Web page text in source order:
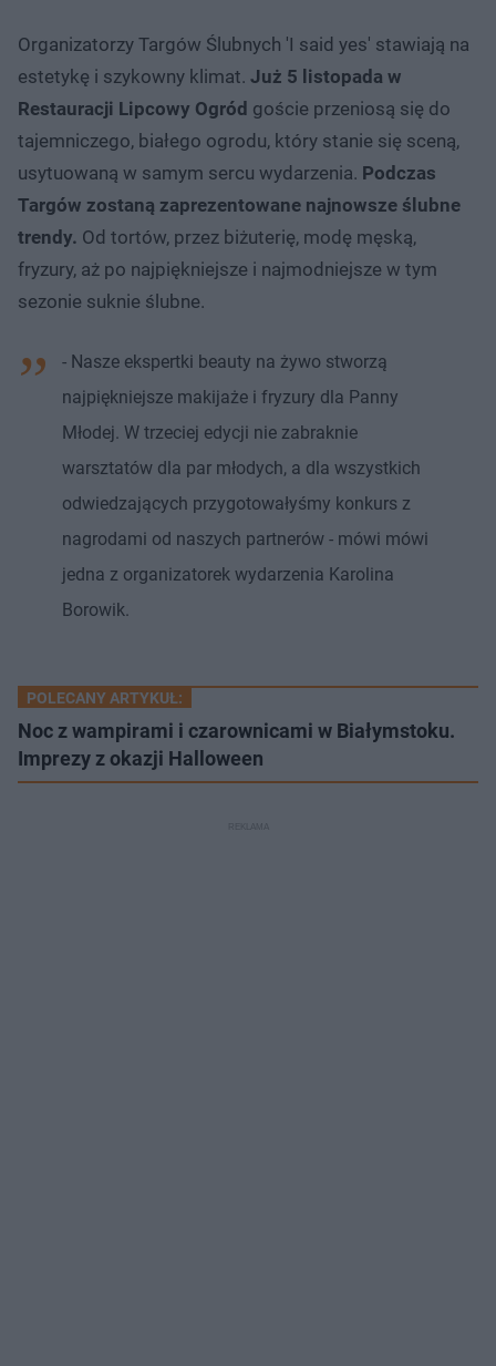
Organizatorzy Targów Ślubnych 'I said yes' stawiają na
estetykę i szykowny klimat. Już 5 listopada w
Restauracji Lipcowy Ogród goście przeniosą się do
tajemniczego, białego ogrodu, który stanie się sceną,
usytuowaną w samym sercu wydarzenia. Podczas
Targów zostaną zaprezentowane najnowsze ślubne
trendy. Od tortów, przez biżuterię, modę męską,
fryzury, aż po najpiękniejsze i najmodniejsze w tym
sezonie suknie ślubne.
- Nasze ekspertki beauty na żywo stworzą
najpiękniejsze makijaże i fryzury dla Panny
Młodej. W trzeciej edycji nie zabraknie
warsztatów dla par młodych, a dla wszystkich
odwiedzających przygotowałyśmy konkurs z
nagrodami od naszych partnerów - mówi mówi
jedna z organizatorek wydarzenia Karolina
Borowik.
POLECANY ARTYKUŁ:
Noc z wampirami i czarownicami w Białymstoku.
Imprezy z okazji Halloween